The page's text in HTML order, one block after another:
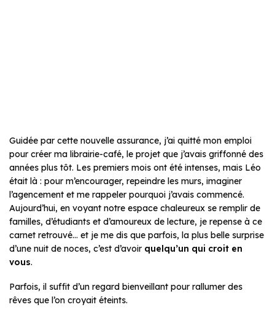
Guidée par cette nouvelle assurance, j’ai quitté mon emploi
pour créer ma librairie-café, le projet que j’avais griffonné des
années plus tôt. Les premiers mois ont été intenses, mais Léo
était là : pour m’encourager, repeindre les murs, imaginer
l’agencement et me rappeler pourquoi j’avais commencé.
Aujourd’hui, en voyant notre espace chaleureux se remplir de
familles, d’étudiants et d’amoureux de lecture, je repense à ce
carnet retrouvé… et je me dis que parfois, la plus belle surprise
d’une nuit de noces, c’est d’avoir quelqu’un qui croit en
vous.
Parfois, il suffit d’un regard bienveillant pour rallumer des
rêves que l’on croyait éteints.